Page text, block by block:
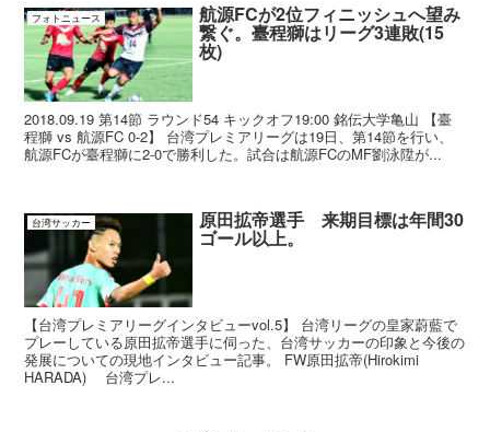
フォトニュース 航源FCが2位フィニッシュへ望み
繋ぐ。臺程獅はリーグ3連敗(15
枚)
2018.09.19 第14節 ラウンド54 キックオフ19:00 銘伝大学亀山 【臺
程獅 vs 航源FC 0-2】 台湾プレミアリーグは19日、第14節を行い、
航源FCが臺程獅に2-0で勝利した。試合は航源FCのMF劉泳陞が...
台湾サッカー 原田拡帝選手 来期目標は年間30
ゴール以上。
【台湾プレミアリーグインタビューvol.5】 台湾リーグの皇家蔚藍で
プレーしている原田拡帝選手に伺った、台湾サッカーの印象と今後の
発展についての現地インタビュー記事。 FW原田拡帝(Hirokimi
HARADA) 台湾プレ...